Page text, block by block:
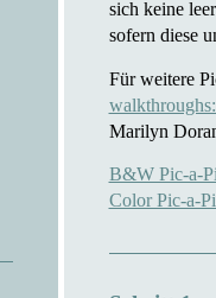
sich keine
sofern diese
Für weitere
Marilyn
B&W Pic-a-
Color Pic-a-